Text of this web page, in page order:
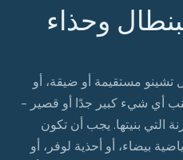
وحذاء
مستقيمة أو ضيقة، أو
أي شيء كبير جدًا أو قصير -
التي بنيتها. يجب أن تكون
بيضاء، أو أحذية لوفر، أو